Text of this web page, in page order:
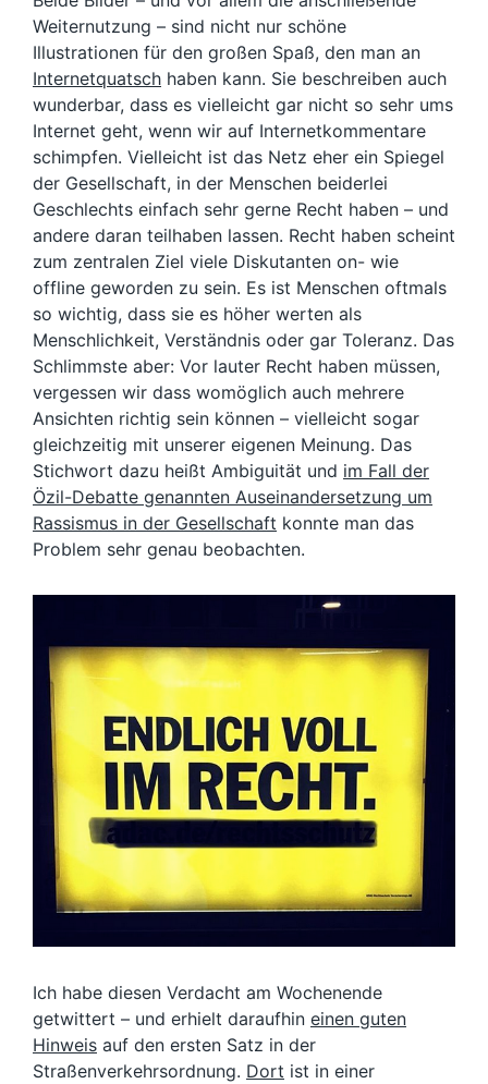
Weiternutzung – sind nicht nur schöne
Illustrationen für den großen Spaß, den man an
Internetquatsch haben kann. Sie beschreiben auch
wunderbar, dass es vielleicht gar nicht so sehr ums
Internet geht, wenn wir auf Internetkommentare
schimpfen. Vielleicht ist das Netz eher ein Spiegel
der Gesellschaft, in der Menschen beiderlei
Geschlechts einfach sehr gerne Recht haben – und
andere daran teilhaben lassen. Recht haben scheint
zum zentralen Ziel viele Diskutanten on- wie
offline geworden zu sein. Es ist Menschen oftmals
so wichtig, dass sie es höher werten als
Menschlichkeit, Verständnis oder gar Toleranz. Das
Schlimmste aber: Vor lauter Recht haben müssen,
vergessen wir dass womöglich auch mehrere
Ansichten richtig sein können – vielleicht sogar
gleichzeitig mit unserer eigenen Meinung. Das
Stichwort dazu heißt Ambiguität und im Fall der
Özil-Debatte genannten Auseinandersetzung um
Rassismus in der Gesellschaft konnte man das
Problem sehr genau beobachten.
Ich habe diesen Verdacht am Wochenende
getwittert – und erhielt daraufhin einen guten
Hinweis auf den ersten Satz in der
Straßenverkehrsordnung. Dort ist in einer